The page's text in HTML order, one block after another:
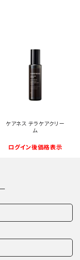
ケアネス テラケアクリー
ム
ログイン後価格表示